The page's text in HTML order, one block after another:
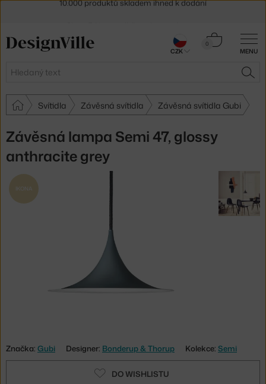
MENU
Hledat
0
Košík
Svítidla Závěsná svítidla Závěsná svítidla Gubi
Závěsná lampa Semi 47, glossy
anthracite grey
IKONA
Značka: Gubi Designer: Bonderup & Thorup Kolekce: Semi
DO WISHLISTU
30 dní na vrácení zboží
CZK